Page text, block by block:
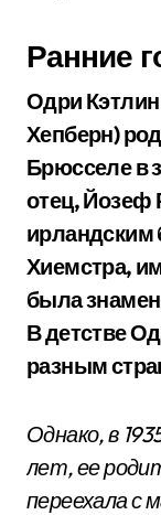
Ранние
Одри
Хепберн)
Брюсселе в
отец, Йозеф
ирландским
Хиемстра,
была
В детстве
разным
Однако, в
лет, ее
переехала с